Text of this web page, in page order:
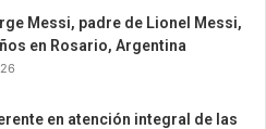
Messi, padre de Lionel Messi,
en Rosario, Argentina
en atención integral de las